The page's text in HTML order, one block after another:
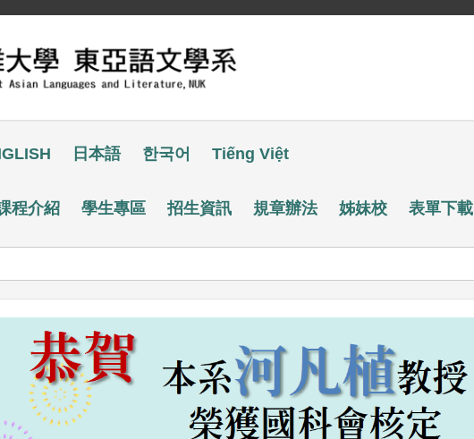
日本語 한국어 Tiếng Việt
程介紹 學生專區 招生資訊 規章辦法 姊妹校 表單下載